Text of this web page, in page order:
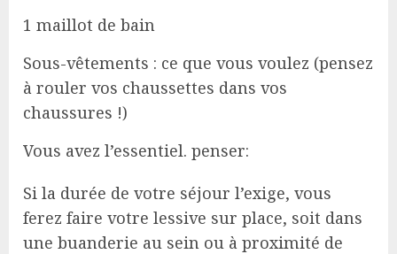
1 maillot de bain
Sous-vêtements : ce que vous voulez (pensez
à rouler vos chaussettes dans vos
chaussures !)
Vous avez l’essentiel. penser:
Si la durée de votre séjour l’exige, vous
ferez faire votre lessive sur place, soit dans
une buanderie au sein ou à proximité de